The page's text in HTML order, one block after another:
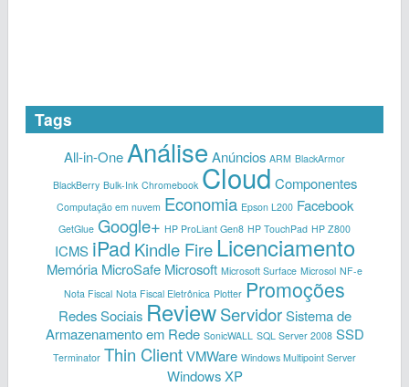
Tags
All-in-OneAnálise Anúncios ARM BlackArmor
BlackBerry Bulk-Ink Chromebook Cloud Componentes
Computação em nuvem Economia Epson L200 Facebook
GetGlue Google+ HP ProLiant Gen8 HP TouchPad HP Z800
ICMS iPad Kindle Fire Licenciamento
Memória MicroSafe Microsoft Microsoft Surface Microsol NF-e
Nota Fiscal Nota Fiscal Eletrônica Plotter Promoções
Redes Sociais Review Servidor Sistema de
Armazenamento em Rede SonicWALL SQL Server 2008 SSD
Terminator Thin ClientVMWare Windows Multipoint Server
Windows XP